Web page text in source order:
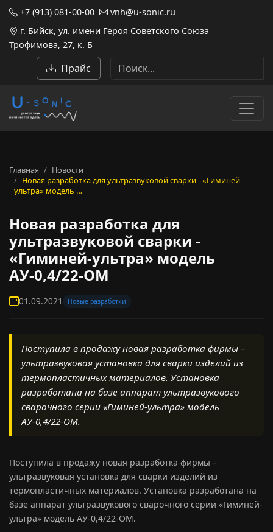
+7 (913) 081-00-00
vnh@u-sonic.ru
г. Бийск, ул. имени Героя Советского Союза
Трофимова, 27, к. Б
Прайс
Главная
Новости
Новая разработка для ультразвуковой сварки - «Гиминей-
ультра» модель …
Новая разработка для
ультразвуковой сварки -
«Гиминей-ультра» модель
АУ-0,4/22-ОМ
01.09.2021 Новые разработки
Поступила в продажу новая разработка фирмы –
ультразвуковая установка для сварки изделий из
термопластичных материалов. Установка
разработана на базе аппарат ультразвукового
сварочного серии «Гиминей-ультра» модель
АУ-0,4/22-ОМ.
Поступила в продажу новая разработка фирмы –
ультразвуковая установка для сварки изделий из
термопластичных материалов. Установка разработана на
базе аппарат ультразвукового сварочного серии «Гиминей-
ультра» модель АУ-0,4/22-ОМ.